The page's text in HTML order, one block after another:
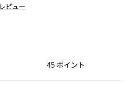
ビュー
45 ポイント